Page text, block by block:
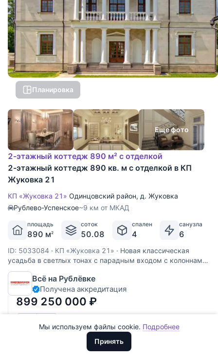
Планировка
Еще фото
2-этажный коттедж 890 м² с отделкой
2-этажный коттедж 890 кв. м с отделкой в КП
Жуковка 21
КП «Жуковка 21» Одинцовский район, д. Жуковка
Рублево-Успенское~9 км от МКАД
площадь
890 м2
соток
50.08
спален
4
санузла
6
ID: 5033084 · КП «Жуковка 21» · Новая классическая
усадьба в светлых тонах с парадным входом с колоннами.
Прекрасная планировка соответствует современным
представлениям о комфорте. Внутри эффектная парадная
лестница на 4 уровня. Мансарда: подсобные помещения
Этаж 1: прихожая, с/у,
Всё на Рублёвке
Получена аккредитация
899 250 000 ₽
Все 0
Сегодня
Вчера
За неделю
ДолларыМы используем файлы cookie. Подробнее
ООО "ХоумХантер" использует cookie для обеспечения
функционирования веб-сайта, аналитики действий на веб-сайте
Принять